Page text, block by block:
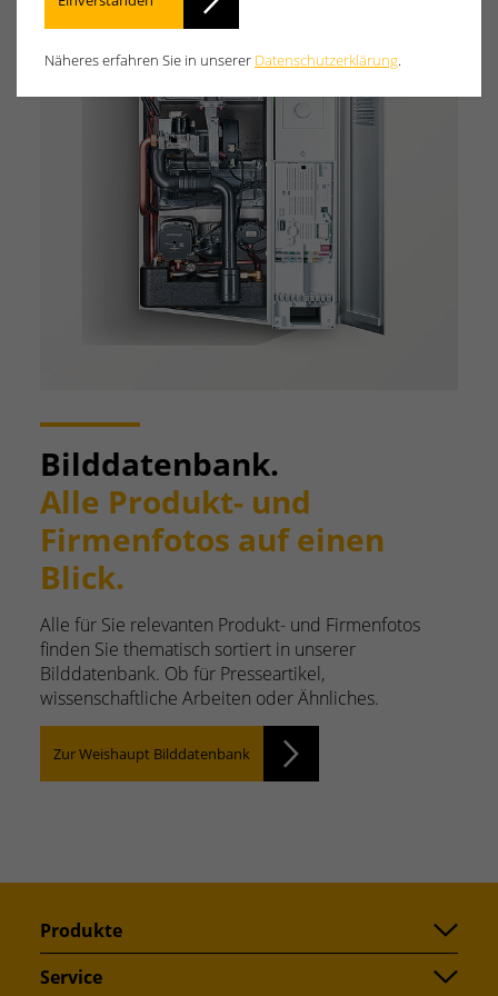
Bilddatenbank.
Alle Produkt- und
Firmenfotos auf einen
Blick.
Alle für Sie relevanten Produkt- und Firmenfotos
finden Sie thematisch sortiert in unserer
Bilddatenbank. Ob für Presseartikel,
wissenschaftliche Arbeiten oder Ähnliches.
Zur Weishaupt Bilddatenbank
Produkte
Service
Näheres erfahren Sie in unserer Datenschutzerklärung.